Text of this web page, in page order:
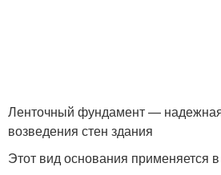
Ленточный фундамент —
возведения стен здания
Этот вид основания применяется